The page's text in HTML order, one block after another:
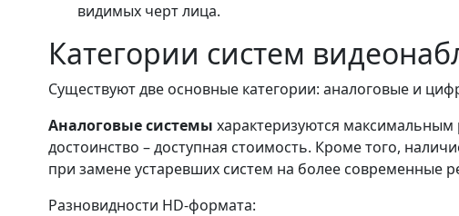
видимых черт лица.
Категории систем
Существуют две основные категории: аналоговые и
Аналоговые системы характеризуются
достоинство – доступная стоимость. Кроме того,
при замене устаревших систем на более современные
Разновидности HD-формата: